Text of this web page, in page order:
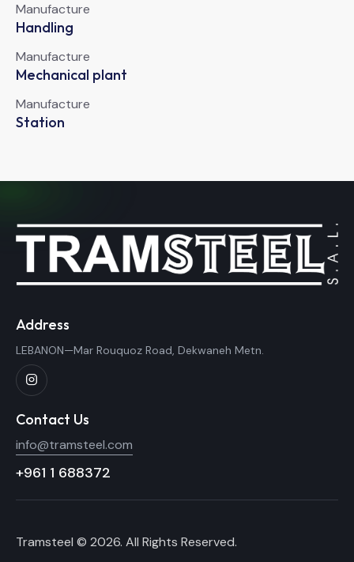
Manufacture
Handling
Manufacture
Mechanical plant
Manufacture
Station
Address
LEBANON—Mar Rouquoz Road, Dekwaneh Metn.
Contact Us
info@tramsteel.com
+961 1 688372
Tramsteel © 2026. All Rights Reserved.